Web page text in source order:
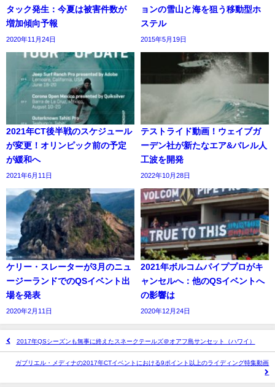
タック発生：今夏は被害件数が
増加傾向予報
2020年11月24日
ョンの雪山と海を狙う移動型ホ
ステル
2015年5月19日
2021年CT後半戦のスケジュール
が変更！オリンピック前の予定
が緩和へ
2021年6月11日
テストライド動画！ウェイブガ
ーデン社が新たなエア&バレル人
工波を開発
2022年10月28日
ケリー・スレーターが3月のニュ
ージーランドでのQSイベント出
場を発表
2020年2月11日
2021年ボルコムパイププロがキ
ャンセルへ：他のQSイベントへ
の影響は
2020年12月24日
2017年QSシーズンも無事に終えたスネークテールズ＠オアフ島サンセット（ハワイ）
ガブリエル・メディナの2017年CTイベントにおける9ポイント以上のライディング特集動画